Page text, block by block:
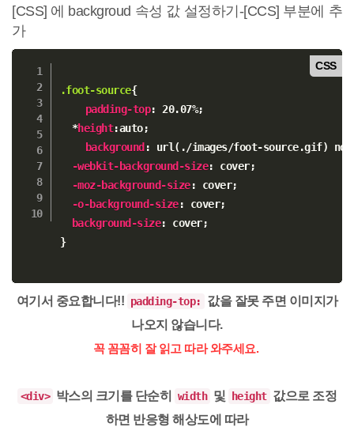
[CSS] 에 backgroud 속성 값 설정하기-[CCS] 부분에 추
가
CSS
.foot-source{
padding-top: 20.07%;
  *
height:auto;
background: url(./images/foot-source.gif)
-webkit-background-size: cover;
-moz-background-size: cover;
-o-background-size: cover;
background-size: cover;
}
여기서 중요합니다!! padding-top: 값을 잘못 주면 이미지가
나오지 않습니다.
꼭 꼼꼼히 잘 읽고 따라 와주세요.
<div> 박스의 크기를 단순히 width 및 height 값으로 조정
하면 반응형 해상도에 따라